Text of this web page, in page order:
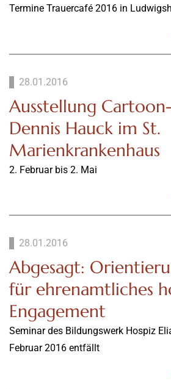
Termine Trauercafé 2016 in
28.01.2016
Ausstellung
Dennis Hauck im St.
Marienkrankenhaus
2. Februar bis 2. Mai
28.01.2016
Abgesagt:
für ehrenamtliches
Engagement
Seminar des Bildungswerk Hospiz
Februar 2016 entfällt